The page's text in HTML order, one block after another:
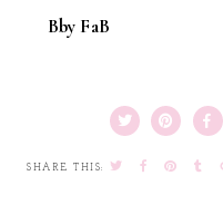
Bby FaB
SHARE THIS: